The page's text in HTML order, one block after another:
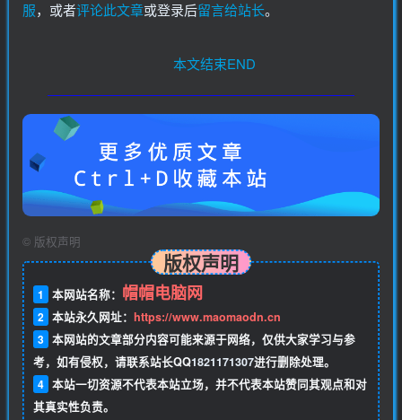
服，或者评论此文章或登录后留言给站长。
本文结束END
© 版权声明
版权声明
1 本网站名称： 帽帽电脑网
2 本站永久网址： https://www.maomaodn.cn
3 本网站的文章部分内容可能来源于网络，仅供大家学习与参
考，如有侵权，请联系站长QQ1821171307进行删除处理。
4 本站一切资源不代表本站立场，并不代表本站赞同其观点和对
其真实性负责。